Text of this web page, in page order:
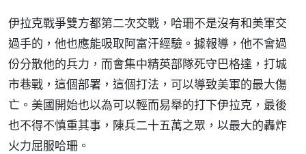
伊拉克戰爭雙方都第二次交戰，哈珊不是沒有和美軍交
過手的，他也應能吸取阿富汗經驗。據報導，他不會過
份分散他的兵力，而會集中精英部隊死守巴格達，打城
市巷戰，這個部署，這個打法，可以導致美軍的最大傷
亡。美國開始也以為可以輕而易舉的打下伊拉克，最後
也不得不慎重其事，陳兵二十五萬之眾，以最大的轟炸
火力屈服哈珊。